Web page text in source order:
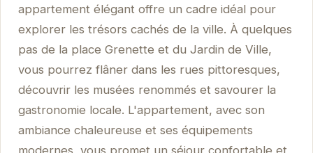
appartement élégant offre un cadre idéal pour
explorer les trésors cachés de la ville. À quelques
pas de la place Grenette et du Jardin de Ville,
vous pourrez flâner dans les rues pittoresques,
découvrir les musées renommés et savourer la
gastronomie locale. L'appartement, avec son
ambiance chaleureuse et ses équipements
modernes, vous promet un séjour confortable et